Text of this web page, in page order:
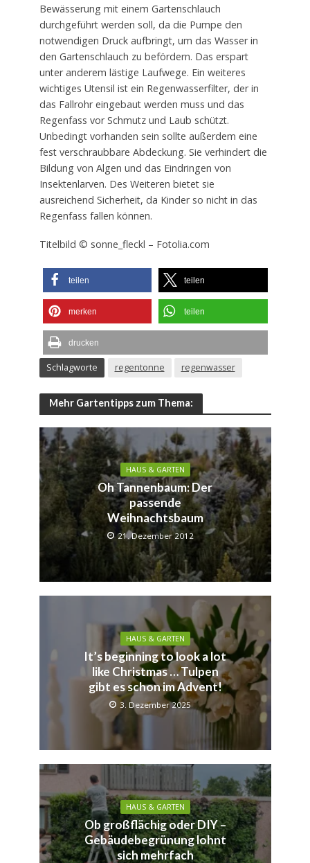
Bewässerung mit einem Gartenschlauch
durchgeführt werden soll, da die Pumpe den
notwendigen Druck aufbringt, um das Wasser in
den Gartenschlauch zu befördern. Das erspart
unter anderem lästige Laufwege. Ein weiteres
wichtiges Utensil ist ein Regenwasserfilter, der in
das Fallrohr eingebaut werden muss und das
Regenfass vor Schmutz und Laub schützt.
Unbedingt vorhanden sein sollte außerdem eine
fest verschraubbare Abdeckung. Sie verhindert die
Bildung von Algen und das Eindringen von
Insektenlarven. Des Weiteren bietet sie
ausreichend Sicherheit, da Kinder so nicht in das
Regenfass fallen können.
Titelbild © sonne_fleckl – Fotolia.com
teilen teilen
merken teilen
drucken
Schlagworte regentonne regenwasser
Mehr Gartentipps zum Thema:
HAUS & GARTEN
Oh Tannenbaum: Der
passende
Weihnachtsbaum
21. Dezember 2012
HAUS & GARTEN
It’s beginning to look a lot
like Christmas … Tulpen
gibt es schon im Advent!
3. Dezember 2025
HAUS & GARTEN
Ob großflächig oder DIY –
Gebäudebegrünung lohnt
sich mehrfach